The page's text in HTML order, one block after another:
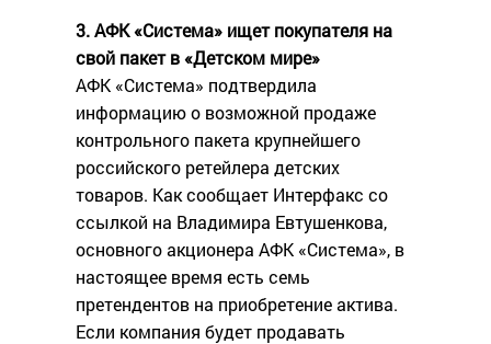
3. АФК «Система» ищет покупателя на
свой пакет в «Детском мире»
АФК «Система» подтвердила
информацию о возможной продаже
контрольного пакета крупнейшего
российского ретейлера детских
товаров. Как сообщает Интерфакс со
ссылкой на Владимира Евтушенкова,
основного акционера АФК «Система», в
настоящее время есть семь
претендентов на приобретение актива.
Если компания будет продавать